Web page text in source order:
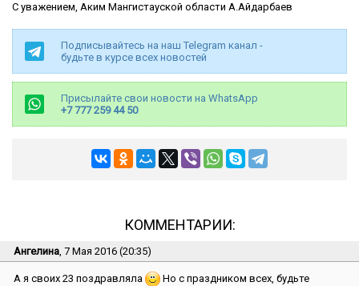
С уважением, Аким Мангистауской области А.Айдарбаев
Подписывайтесь на наш Telegram канал -
будьте в курсе всех новостей
Присылайте свои новости на WhatsApp
+7 777 259 44 50
КОММЕНТАРИИ:
Ангелина, 7 Мая 2016 (20:35)
А я своих 23 поздравляла
Но с праздником всех, будьте